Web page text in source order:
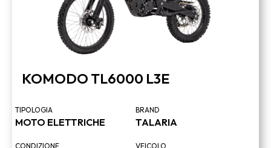
KOMODO TL6000 L3E
TIPOLOGIA
MOTO ELETTRICHE
BRAND
TALARIA
CONDIZIONE VEICOLO